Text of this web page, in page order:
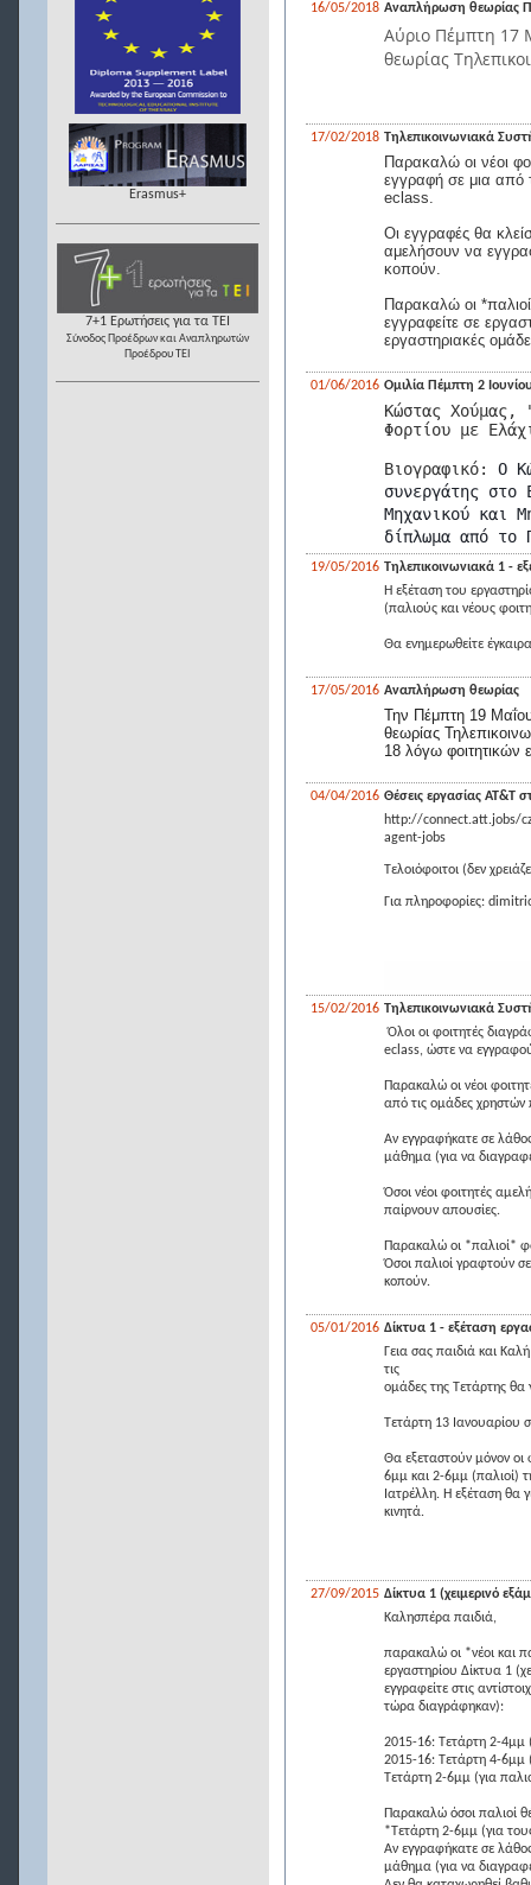
Erasmus+
7+1 Ερωτήσεις για τα ΤΕΙ
Σύνοδος Προέδρων και Αναπληρωτών
Προέδρου ΤΕΙ
16/05/2018 Αναπλήρωση θεωρίας
Αύριο Πέμπτη 17
θεωρίας
17/02/2018 Τηλεπικοινωνιακά
Παρακαλώ οι νέοι
εγγραφή σε μια από
eclass.
Οι εγγραφές θα
αμελήσουν να
κοπούν.
Παρακαλώ οι
εγγραφείτε σε
εργαστηριακές
01/06/2016 Ομιλία Πέμπτη 2
Κώστας Χούμας,
Φορτίου με
Βιογραφικό: Ο
συνεργάτης στο
Μηχανικού και
δίπλωμα από το
19/05/2016 Τηλεπικοινωνιακά 1 -
Η εξέταση του
(παλιούς και νέους
Θα ενημερωθείτε
17/05/2016 Αναπλήρωση θεωρίας
Την Πέμπτη 19
θεωρίας
18 λόγω φοιτητικών
04/04/2016 Θέσεις εργασίας ΑΤ&Τ
http://connect.att.jobs/
agent-jobs
Tελοιόφοιτοι (δεν
Για πληροφορίες:
15/02/2016 Τηλεπικοινωνιακά
Όλοι οι φοιτητές
eclass, ώστε να
Παρακαλώ οι νέοι
από τις ομάδες χρηστών
Αν εγγραφήκατε σε
μάθημα (για να
Όσοι νέοι φοιτητές
παίρνουν απουσίες.
Παρακαλώ οι *παλιοί*
Όσοι παλιοί γραφτούν
κοπούν.
05/01/2016 Δίκτυα 1 - εξέταση
Γεια σας παιδιά και
τις
ομάδες της Τετάρτης θα
Τετάρτη 13 Ιανουαρίου
Θα εξεταστούν μόνον οι
6μμ και 2-6μμ (παλιοί)
Ιατρέλλη. Η εξέταση θα
κινητά.
27/09/2015 Δίκτυα 1 (χειμερινό
Καλησπέρα παιδιά,
παρακαλώ οι *νέοι και
εργαστηρίου Δίκτυα 1
εγγραφείτε στις
τώρα διαγράφηκαν):
2015-16: Τετάρτη 2-4μμ
2015-16: Τετάρτη 4-6μμ
Τετάρτη 2-6μμ (για
Παρακαλώ όσοι παλιοί
*Τετάρτη 2-6μμ (για
Αν εγγραφήκατε σε
μάθημα (για να